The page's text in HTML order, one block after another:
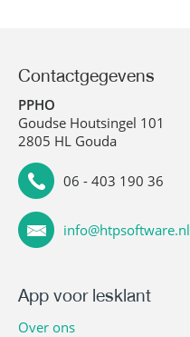
Contactgegevens
PPHO
Goudse Houtsingel 101
2805 HL Gouda
06 - 403 190 36
info@htpsoftware.nl
App voor lesklant
Over ons